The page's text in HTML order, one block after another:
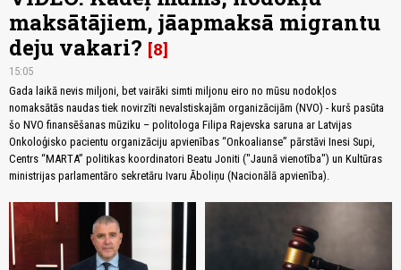
maksātājiem, jāapmaksā migrantu
deju vakari? 8
15:05
Gada laikā nevis miljoni, bet vairāki simti miljonu eiro no mūsu nodokļos
nomaksātās naudas tiek novirzīti nevalstiskajām organizācijām (NVO) - kurš pasūta
šo NVO finansēšanas mūziku – politologa Filipa Rajevska saruna ar Latvijas
Onkoloģisko pacientu organizāciju apvienības “Onkoalianse” pārstāvi Inesi Supi,
Centrs “MARTA” politikas koordinatori Beatu Joniti ("Jaunā vienotība") un Kultūras
ministrijas parlamentāro sekretāru Ivaru Āboliņu (Nacionālā apvienība).